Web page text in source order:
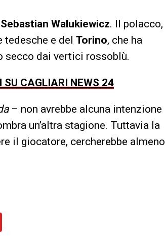
Sebastian Walukiewicz. Il polacco,
tedesche e del Torino, che ha
secco dai vertici rossoblù.
SU CAGLIARI NEWS 24
– non avrebbe alcuna intenzione
un’altra stagione. Tuttavia la
il giocatore, cercherebbe almeno